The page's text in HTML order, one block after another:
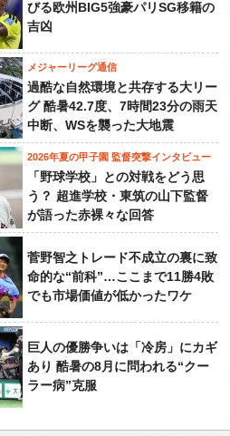
びる欧州BIG5強豪パリSG移籍の
吉凶
メジャーリーグ通信
過酷な自然環境と共存する大リー
グ 酷暑42.7度、7時間23分の雨天
中断、WSを襲った大地震
2026年夏の甲子園 監督突撃インタビュー
「野球学校」との対戦をどう思
う？ 超進学校・東筑の山下監督
が語った赤裸々な回答
菅野智之トレード不成立の裏に致
命的な“前科”…ここまで11勝4敗
でも市場価値が低かったワケ
巨人の優勝争いは「冷房」にカギ
あり 酷暑の8月に問われる“クー
ラー病”克服